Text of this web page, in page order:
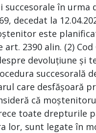
în urma
decedat la
este
2390 alin. (2)
devoluțiune și
succesorală
care desfășoară
că
toate drepturile
lor, sunt legate în